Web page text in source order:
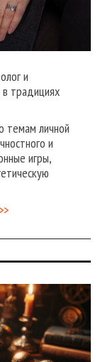
и
в традициях
темам личной
и
игры,